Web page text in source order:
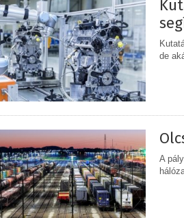
de
A